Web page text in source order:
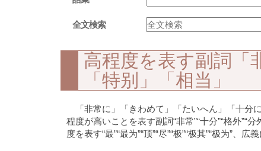
全文検索
高程度を表す副詞「
「特别」「相当」
「非常に」「きわめて」「たいへん」「十
程度が高いことを表す副詞“非常”“十分”“格外”“分
度を表す“最”“最为”“顶”“尽”“极”“极其”“极为”、広